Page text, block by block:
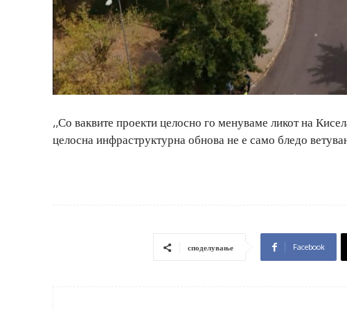
,,Со ваквите проекти целосно го менуваме ликот на
целосна инфраструктурна обнова не е само бледо
споделување Facebook